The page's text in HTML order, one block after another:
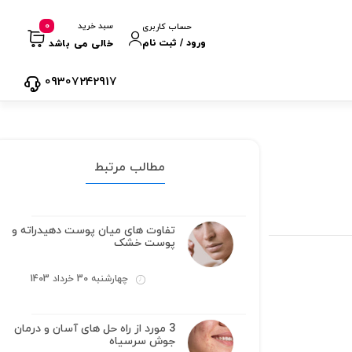
حساب کاربری
ورود / ثبت نام
سبد خرید
خالی می باشد
0
09307242917
مطالب مرتبط
تفاوت های میان پوست دهیدراته و
پوست خشک
چهارشنبه 30 خرداد 1403
3 مورد از راه حل های آسان و درمان
جوش سرسیاه